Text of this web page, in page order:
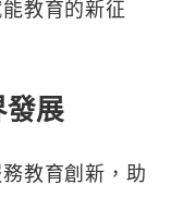
教育的新征
展
教育創新，助